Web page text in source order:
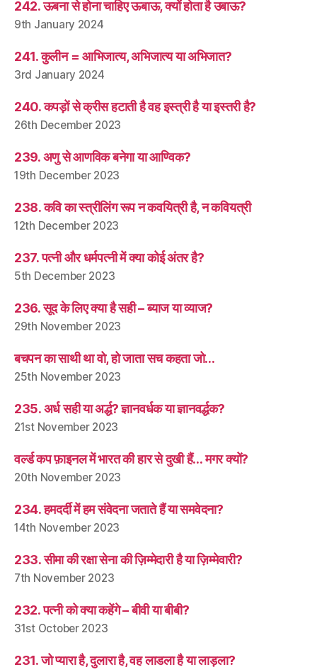
242. ऊबना से होना चाहिए ऊबाऊ, क्यों होता है उबाऊ?
9th January 2024
241. कुलीन = आभिजात्य, अभिजात्य या अभिजात?
3rd January 2024
240. कपड़ों से क्रीस हटाती है वह इस्त्री है या इस्तरी है?
26th December 2023
239. अणु से आणविक बनेगा या आण्विक?
19th December 2023
238. कवि का स्त्रीलिंग रूप न कवयित्री है, न कवियत्री
12th December 2023
237. पत्नी और धर्मपत्नी में क्या कोई अंतर है?
5th December 2023
236. सूद के लिए क्या है सही – ब्याज या व्याज?
29th November 2023
बचपन का साथी था वो, हो जाता सच कहता जो…
25th November 2023
235. अर्ध सही या अर्द्ध? ज्ञानवर्धक या ज्ञानवर्द्धक?
21st November 2023
वर्ल्ड कप फ़ाइनल में भारत की हार से दुखी हैं… मगर क्यों?
20th November 2023
234. हमदर्दी में हम संवेदना जताते हैं या समवेदना?
14th November 2023
233. सीमा की रक्षा सेना की ज़िम्मेदारी है या ज़िम्मेवारी?
7th November 2023
232. पत्नी को क्या कहेंगे – बीवी या बीबी?
31st October 2023
231. जो प्यारा है, दुलारा है, वह लाडला है या लाड़ला?